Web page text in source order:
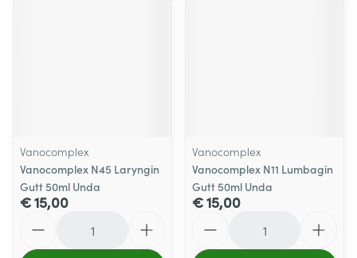
Vanocomplex
Vanocomplex N45 Laryngin
Gutt 50ml Unda
€ 15,00
Vanocomplex
Vanocomplex N11 Lumbagin
Gutt 50ml Unda
€ 15,00